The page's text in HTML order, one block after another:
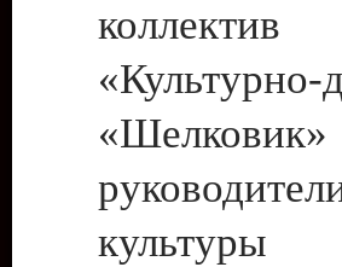
культуры